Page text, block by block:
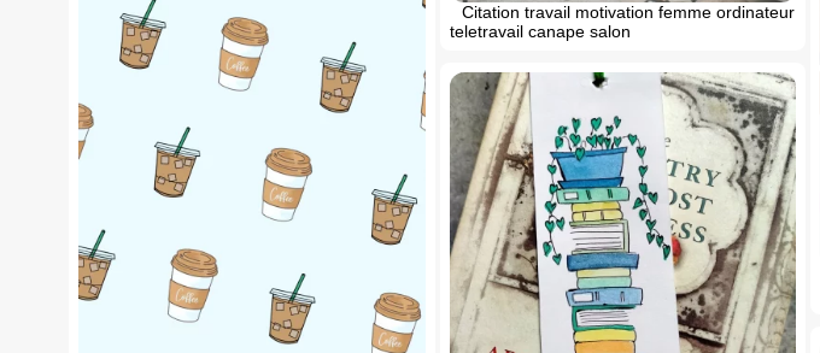
Citation travail motivation femme ordinateur
teletravail canape salon